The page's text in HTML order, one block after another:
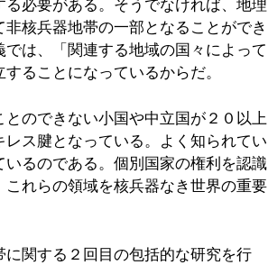
必要がある。そうでなければ、地理
核兵器地帯の一部となることができ
は、「関連する地域の国々によって
ることになっているからだ。
のできない小国や中立国が２０以上
ス腱となっている。よく知られてい
るのである。個別国家の権利を認識
れらの領域を核兵器なき世界の重要
関する２回目の包括的な研究を行